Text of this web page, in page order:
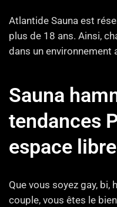
Atlantide Sauna est
plus de 18 ans. Ainsi,
dans un environnement
Sauna
tendances
espace
Que vous soyez gay, bi,
couple, vous êtes le